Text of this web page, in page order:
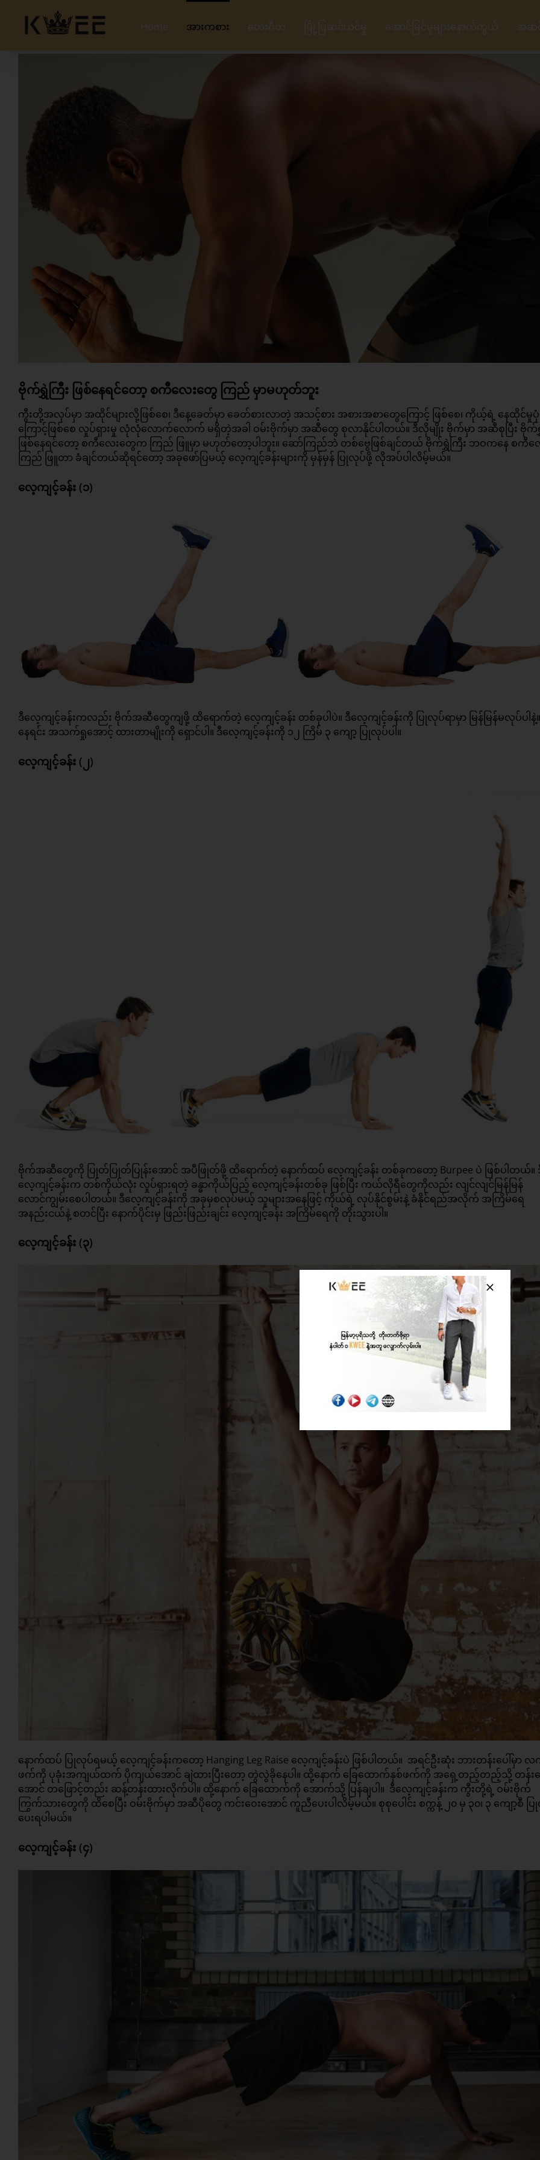
content
Home အားကစား တေးဂီတ မြို့ပြဆင်ယင်မှု အောင်မြင်မှုများနောက်ကွယ် အဆ
ဗိုက်ရွှဲကြီး ဖြစ်နေရင်တော့ စကီလေးတွေ ကြည် မှာမဟုတ်ဘူး
ကွီးတို့အလုပ်မှာ အထိုင်များလို့ဖြစ်စေ၊ ဒီနေ့ခေတ်မှာ ခေတ်စားလာတဲ့ အသင့်စား အစားအစာတွေကြောင့် ဖြစ်စေ၊ ကိုယ့်ရဲ့ နေထိုင်မှု
ကြောင့်ဖြစ်စေ လှုပ်ရှားမှု လုံလုံလောက်လောက် မရှိတဲ့အခါ ဝမ်းဗိုက်မှာ အဆီတွေ စုလာနိုင်ပါတယ်။ ဒီလိုမျိုး ဗိုက်မှာ အဆီစုပြီး ဗိုက်
ဖြစ်နေရင်တော့ စကီလေးတွေက ကြည် ဖြူမှာ မဟုတ်တော့ပါဘူး။ ဆော်ကြည်ဘဲ တစ်ဗွေဖြစ်ချင်တယ် ဗိုက်ရွှဲကြီး ဘဝကနေ စကီ
ကြည် ဖြူတာ ခံချင်တယ်ဆိုရင်တော့ အခုဖော်ပြမယ့် လေ့ကျင့်ခန်းများကို မှန်မှန် ပြုလုပ်ဖို့ လိုအပ်ပါလိမ့်မယ်။
လေ့ကျင့်ခန်း (၁)
ဒီလေ့ကျင့်ခန်းကလည်း ဗိုက်အဆီတွေကျဖို့ ထိရောက်တဲ့ လေ့ကျင့်ခန်း တစ်ခုပါပဲ။ ဒီလေ့ကျင့်ခန်းကို ပြုလုပ်ရာမှာ မြန်မြန်မလုပ်ပါနဲ့
နေရင်း အသက်ရှုအောင့် ထားတာမျိုးကို ရှောင်ပါ။ ဒီလေ့ကျင့်ခန်းကို ၁၂ ကြိမ် ၃ ကျော့ ပြုလုပ်ပါ။
လေ့ကျင့်ခန်း (၂)
ဗိုက်အဆီတွေကို ပြုတ်ပြုတ်ပြုန်းအောင် အပီဖြုတ်ဖို့ ထိရောက်တဲ့ နောက်ထပ် လေ့ကျင့်ခန်း တစ်ခုကတော့ Burpee ပဲ ဖြစ်ပါတယ်။
လေ့ကျင့်ခန်းက တစ်ကိုယ်လုံး လှုပ်ရှားရတဲ့ ခန္ဓာကိုယ်ပြည့် လေ့ကျင့်ခန်းတစ်ခု ဖြစ်ပြီး ကယ်လိုရီတွေကိုလည်း လျင်လျင်မြန်မြန်
လောင်ကျွမ်းစေပါတယ်။ ဒီလေ့ကျင့်ခန်းကို အခုမှစလုပ်မယ့် သူများအနေဖြင့် ကိုယ်ရဲ့ လုပ်နိုင်စွမ်းနဲ့ ခံနိုင်ရည်အလိုက် အကြိမ်ရေ
အနည်းငယ်နဲ့ စတင်ပြီး နောက်ပိုင်းမှ ဖြည်းဖြည်းချင်း လေ့ကျင့်ခန်း အကြိမ်ရေကို တိုးသွားပါ။
လေ့ကျင့်ခန်း (၃)
နောက်ထပ် ပြုလုပ်ရမယ့် လေ့ကျင့်ခန်းကတော့ Hanging Leg Raise လေ့ကျင့်ခန်းပဲ ဖြစ်ပါတယ်။ အရင်ဦးဆုံး ဘားတန်းပေါ်မှာ
ဖက်ကို ပုခုံးအကျယ်ထက် ပိုကျယ်အောင် ချဲထားပြီးတော့ တွဲလွဲခိုနေပါ။ ထို့နောက် ခြေထောက်နှစ်ဖက်ကို အရှေ့တည့်တည့်သို့ တန်း
အောင် တဖြောင့်တည်း ဆန့်တန်းထားလိုက်ပါ။ ထို့နောက် ခြေထောက်ကို အောက်သို့ ပြန်ချပါ။ ဒီလေ့ကျင့်ခန်းက ကွီးတို့ရဲ့ ဝမ်းဗိုက်
ကြွက်သားတွေကို ထိစေပြီး ဝမ်းဗိုက်မှာ အဆီပိုတွေ ကင်းဝေးအောင် ကူညီပေးပါလိမ့်မယ်။ စုစုပေါင်း စက္ကန့် ၂၀ မှ ၃၀၊ ၃ ကျော့စီ ပ
ပေးရပါမယ်။
လေ့ကျင့်ခန်း (၄)